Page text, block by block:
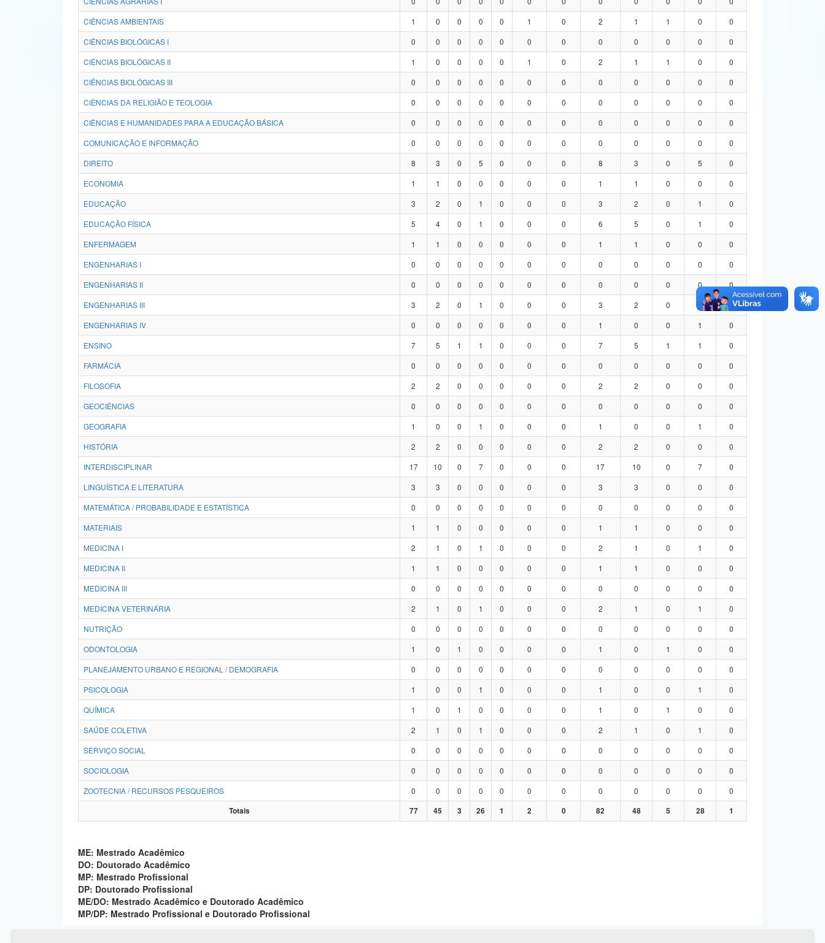
CIÊNCIAS AMBIENTAIS
1 0 0 0 0 1 0 2 1 1 0
0
CIÊNCIAS BIOLÓGICAS I
0 0 0 0 0 0 0 0 0 0 0
0
CIÊNCIAS BIOLÓGICAS II
1 0 0 0 0 1 0 2 1 1 0
0
CIÊNCIAS BIOLÓGICAS III
0 0 0 0 0 0 0 0 0 0 0
0
CIÊNCIAS DA RELIGIÃO E TEOLOGIA
0 0 0 0 0 0 0 0 0 0 0
0
CIÊNCIAS E HUMANIDADES PARA A EDUCAÇÃO BÁSICA
0 0 0 0 0 0 0 0 0 0 0
0
COMUNICAÇÃO E INFORMAÇÃO
0 0 0 0 0 0 0 0 0 0 0
0
DIREITO
8 3 0 5 0 0 0 8 3 0 5
0
ECONOMIA
1 1 0 0 0 0 0 1 1 0 0
0
EDUCAÇÃO
3 2 0 1 0 0 0 3 2 0 1
0
EDUCAÇÃO FÍSICA
5 4 0 1 0 0 0 6 5 0 1
0
ENFERMAGEM
1 1 0 0 0 0 0 1 1 0 0
0
ENGENHARIAS I
0 0 0 0 0 0 0 0 0 0 0
0
ENGENHARIAS II
0 0 0 0 0 0 0 0 0 0 0
0
ENGENHARIAS III
3 2 0 1 0 0 0 3 2 0
0
ENGENHARIAS IV
0 0 0 0 0 0 0 1 0 0 1
0
ENSINO
7 5 1 1 0 0 0 7 5 1 1
0
FARMÁCIA
0 0 0 0 0 0 0 0 0 0 0
0
FILOSOFIA
2 2 0 0 0 0 0 2 2 0 0
0
GEOCIÊNCIAS
0 0 0 0 0 0 0 0 0 0 0
0
GEOGRAFIA
1 0 0 1 0 0 0 1 0 0 1
0
HISTÓRIA
2 2 0 0 0 0 0 2 2 0 0
0
INTERDISCIPLINAR
17 10 0 7 0 0 0 17 10 0 7
0
LINGUÍSTICA E LITERATURA
3 3 0 0 0 0 0 3 3 0 0
0
MATEMÁTICA / PROBABILIDADE E ESTATÍSTICA
0 0 0 0 0 0 0 0 0 0 0
0
MATERIAIS
1 1 0 0 0 0 0 1 1 0 0
0
MEDICINA I
2 1 0 1 0 0 0 2 1 0 1
0
MEDICINA II
1 1 0 0 0 0 0 1 1 0 0
0
MEDICINA III
0 0 0 0 0 0 0 0 0 0 0
0
MEDICINA VETERINÁRIA
2 1 0 1 0 0 0 2 1 0 1
0
NUTRIÇÃO
0 0 0 0 0 0 0 0 0 0 0
0
ODONTOLOGIA
1 0 1 0 0 0 0 1 0 1 0
0
PLANEJAMENTO URBANO E REGIONAL / DEMOGRAFIA
0 0 0 0 0 0 0 0 0 0 0
0
PSICOLOGIA
1 0 0 1 0 0 0 1 0 0 1
0
QUÍMICA
1 0 1 0 0 0 0 1 0 1 0
0
SAÚDE COLETIVA
2 1 0 1 0 0 0 2 1 0 1
0
SERVIÇO SOCIAL
0 0 0 0 0 0 0 0 0 0 0
0
SOCIOLOGIA
0 0 0 0 0 0 0 0 0 0 0
0
ZOOTECNIA / RECURSOS PESQUEIROS
0 0 0 0 0 0 0 0 0 0 0
0
Totais
77 45 3 26 1 2 0 82 48 5 28 1
ME: Mestrado Acadêmico
DO: Doutorado Acadêmico
MP: Mestrado Profissional
DP: Doutorado Profissional
ME/DO: Mestrado Acadêmico e Doutorado Acadêmico
MP/DP: Mestrado Profissional e Doutorado Profissional